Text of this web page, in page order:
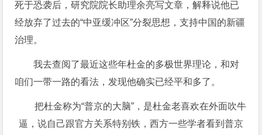
死于恐袭后，研究院院长助理余亮写文章，解释说他已
经放弃了过去的“中亚缓冲区”分裂思想，支持中国的新疆
治理。
我去查阅了最近这些年杜金的多极世界理论，和对
咱们一带一路的看法，发现他确实已经平和多了。
把杜金称为“普京的大脑”，是杜金老喜欢在外面吹牛
逼，说自己跟官方关系特别铁，西方一些学者看到普京